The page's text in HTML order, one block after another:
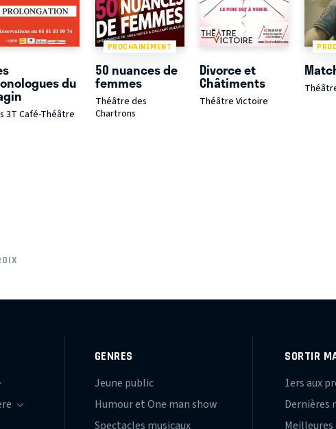
du
3T Café-Théâtre
PROCHAINEMENT
50 nuances de
femmes
Théâtre des
Chartrons
Divorce et
Châtiments
Théâtre Victoire
GENRES
Jeune public
Humour et One man show
Spectacles musicaux
SORTIR
1ers aux
Dernières
Meilleures